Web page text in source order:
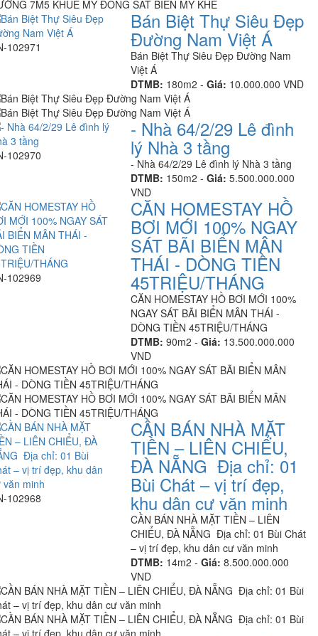
102971
Bán Biệt Thự Siêu Đẹp
Đường Nam Việt Á
Bán Biệt Thự Siêu Đẹp Đường Nam
Việt Á
DTMB: 180m2 -Giá: 10.000.000 VND
102970
- Nhà 64/2/29 Lê đình
lý Nhà 3 tầng
- Nhà 64/2/29 Lê đình lý Nhà 3 tầng
DTMB: 150m2 -Giá: 5.500.000.000
VND
102969
CĂN HOMESTAY HỒ
BƠI MỚI 100% NGAY
SÁT BÃI BIỂN MÂN
THÁI - DÒNG TIỀN
45TRIỆU/THÁNG
CĂN HOMESTAY HỒ BƠI MỚI 100%
NGAY SÁT BÃI BIỂN MÂN THÁI -
DÒNG TIỀN 45TRIỆU/THÁNG
DTMB: 90m2 -Giá: 13.500.000.000
VND
102968
CẦN BÁN NHÀ MẶT
TIỀN – LIÊN CHIỂU,
ĐÀ NẴNG Địa chỉ: 01
Bùi Chát – vị trí đẹp,
khu dân cư văn minh
CẦN BÁN NHÀ MẶT TIỀN – LIÊN
CHIỂU, ĐÀ NẴNG Địa chỉ: 01 Bùi Chát
– vị trí đẹp, khu dân cư văn minh
DTMB: 14m2 -Giá: 8.500.000.000
VND